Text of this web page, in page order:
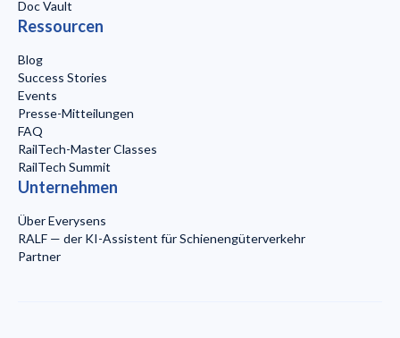
Doc Vault
Ressourcen
Blog
Success Stories
Events
Presse-Mitteilungen
FAQ
RailTech-Master Classes
RailTech Summit
Unternehmen
Über Everysens
RALF — der KI-Assistent für Schienengüterverkehr
Partner